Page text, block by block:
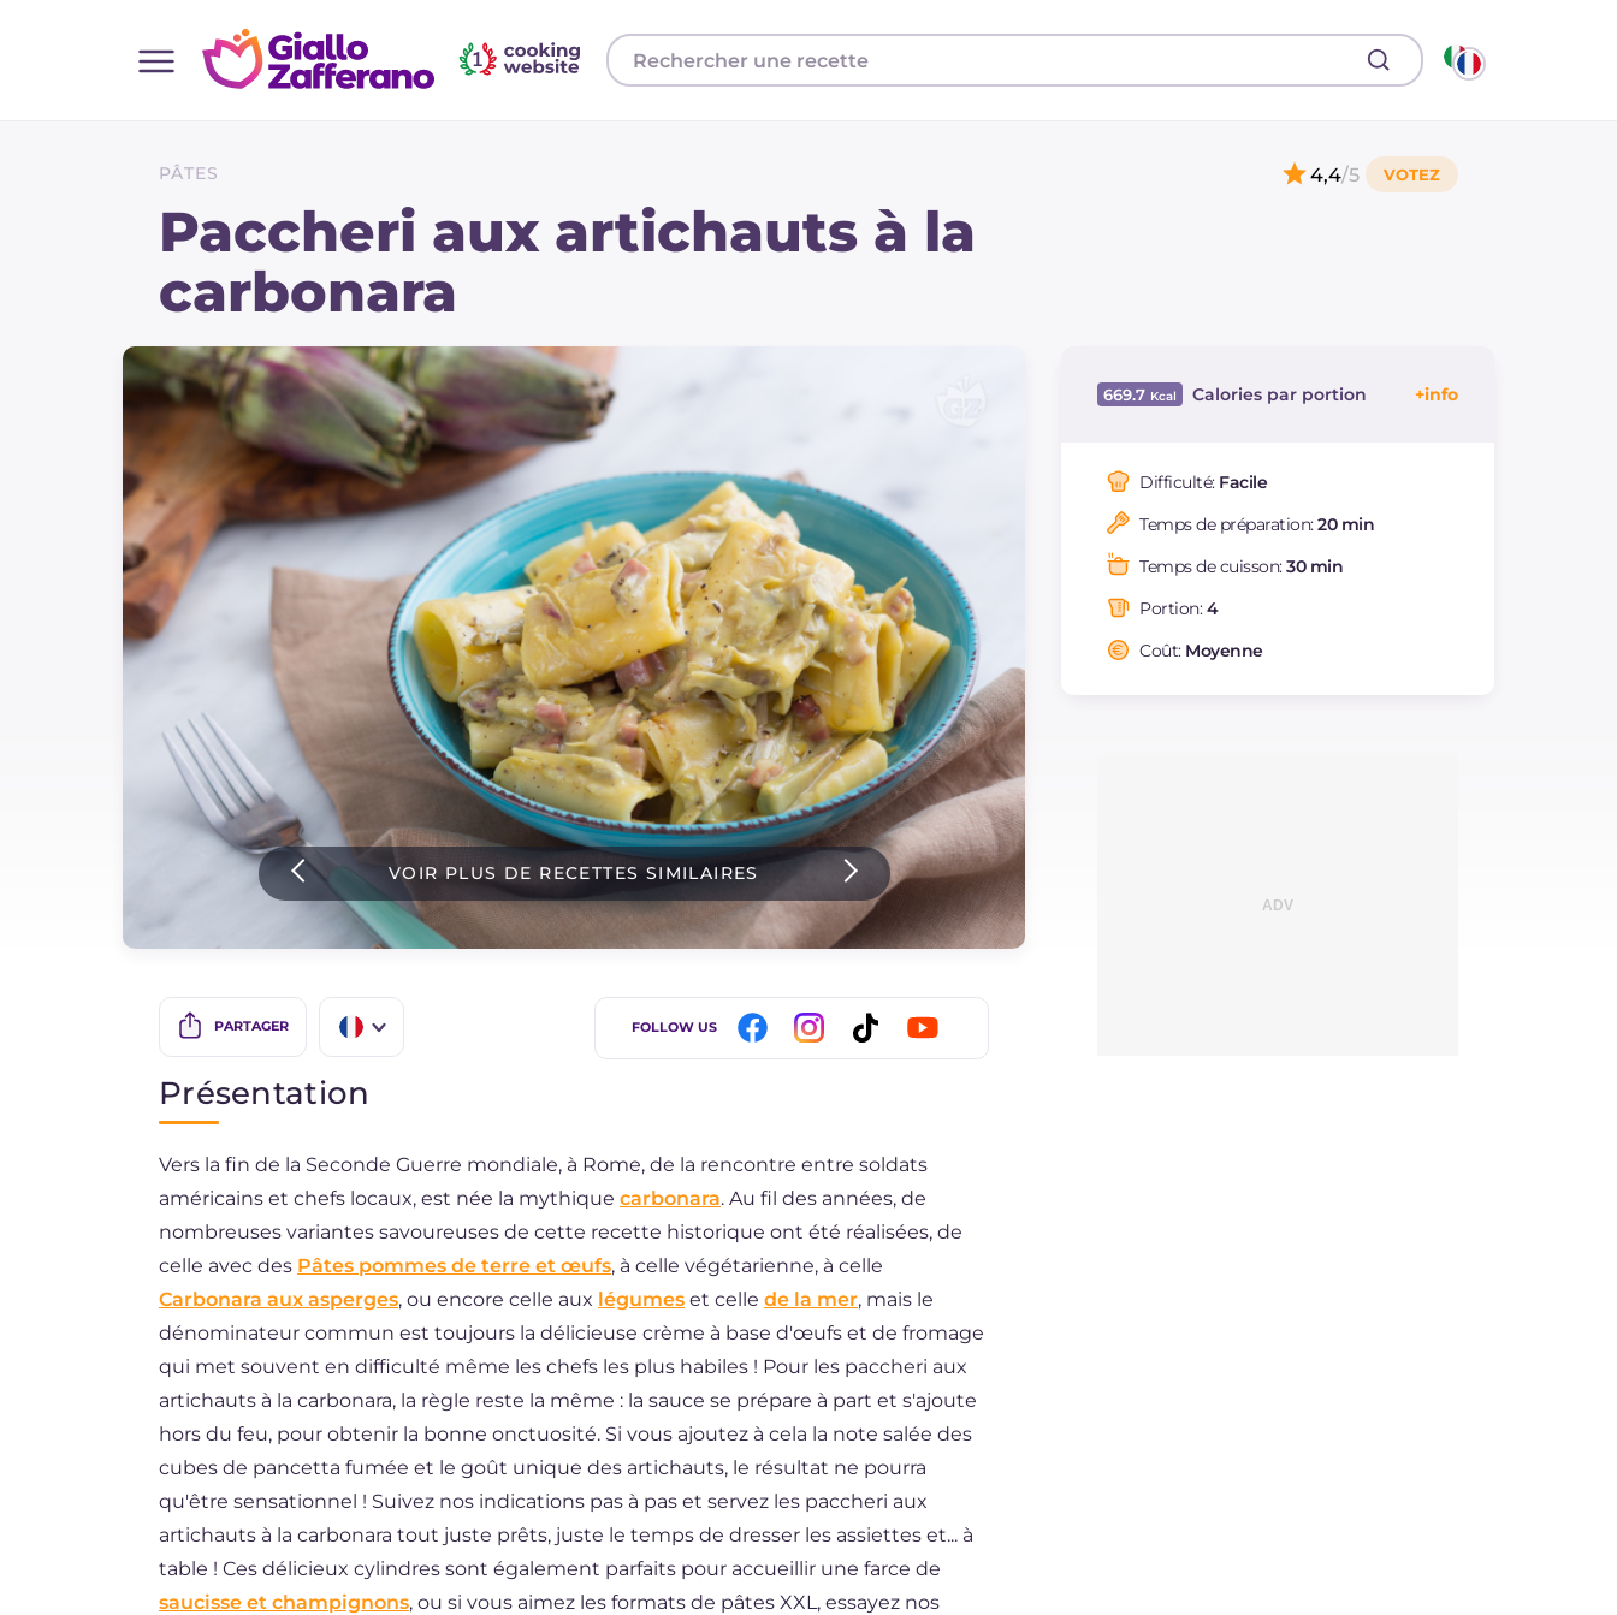
Toutes les recettes
Plats principaux
Accompagnement
Pizzas et focaccia
Gateaux et patisserie
Dernieres recettes
Instagram
YouTube
PÂTES
Paccheri aux artichauts à la
carbonara
4,4/5
VOIR PLUS DE RECETTES SIMILAIRES
PARTAGER
ES
BR
NL
FOLLOW US
669.7 Calories par portion
Dont sucres
Protéine g
Graisses
saturés
Fibre
Cholestérol
Difficulté: Facile
Temps de préparation:20 min
Temps de cuisson:30 min
Portion:4
Coût: Moyenne
Présentation
Vers la fin de la Seconde Guerre mondiale, à Rome, de la rencontre entre soldats
américains et chefs locaux, est née la mythique carbonara. Au fil des années, de
nombreuses variantes savoureuses de cette recette historique ont été réalisées, de
celle avec des Pâtes pommes de terre et œufs, à celle végétarienne, à celle
Carbonara aux asperges, ou encore celle aux légumes et celle de la mer, mais le
dénominateur commun est toujours la délicieuse crème à base d'œufs et de fromage
qui met souvent en difficulté même les chefs les plus habiles ! Pour les paccheri aux
artichauts à la carbonara, la règle reste la même : la sauce se prépare à part et s'ajoute
hors du feu, pour obtenir la bonne onctuosité. Si vous ajoutez à cela la note salée des
cubes de pancetta fumée et le goût unique des artichauts, le résultat ne pourra
qu'être sensationnel ! Suivez nos indications pas à pas et servez les paccheri aux
artichauts à la carbonara tout juste prêts, juste le temps de dresser les assiettes et... à
table ! Ces délicieux cylindres sont également parfaits pour accueillir une farce de
saucisse et champignons, ou si vous aimez les formats de pâtes XXL, essayez nos